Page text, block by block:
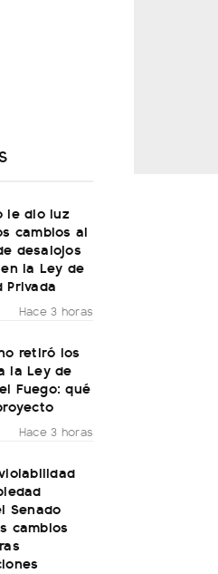
le dio luz
cambios al
desalojos
la Ley de
Privada
Hace 3 horas
retiró los
la Ley de
Fuego: qué
Hace 3 horas
Senado
cambios